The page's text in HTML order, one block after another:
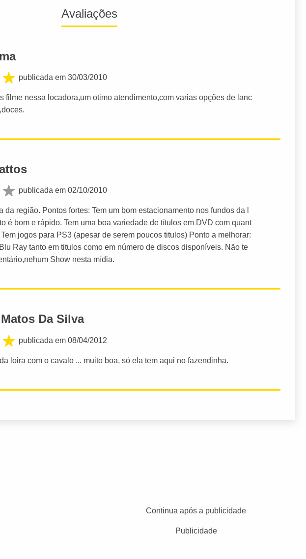
Avaliações
publicada em 30/03/2010
filme nessa locadora,um otimo atendimento,com varias opções de lanc
publicada em 02/10/2010
da região. Pontos fortes: Tem um bom estacionamento nos fundos da l
é bom e rápido. Tem uma boa variedade de títulos em DVD com quant
jogos para PS3 (apesar de serem poucos titulos) Ponto a melhorar:
Ray tanto em titulos como em número de discos disponíveis. Não te
Show nesta mídia.
Da Silva
publicada em 08/04/2012
loira com o cavalo ... muito boa, só ela tem aqui no fazendinha.
Continua após a publicidade
Publicidade